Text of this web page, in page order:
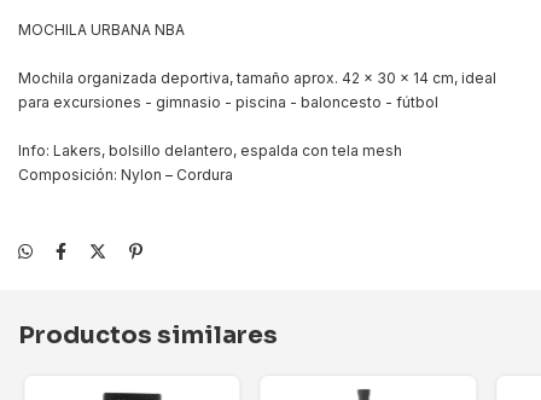
MOCHILA URBANA NBA
Mochila organizada deportiva, tamaño aprox. 42 x 30 x 14 cm, ideal
para excursiones - gimnasio - piscina - baloncesto - fútbol
Info: Lakers, bolsillo delantero, espalda con tela mesh
Composición: Nylon – Cordura
Productos similares